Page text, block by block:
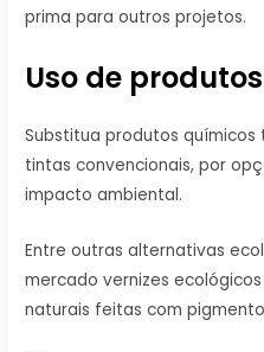
prima para outros projetos.
Uso de
Substitua produtos químicos
tintas convencionais, por
impacto ambiental.
Entre outras alternativas
mercado vernizes
naturais feitas com